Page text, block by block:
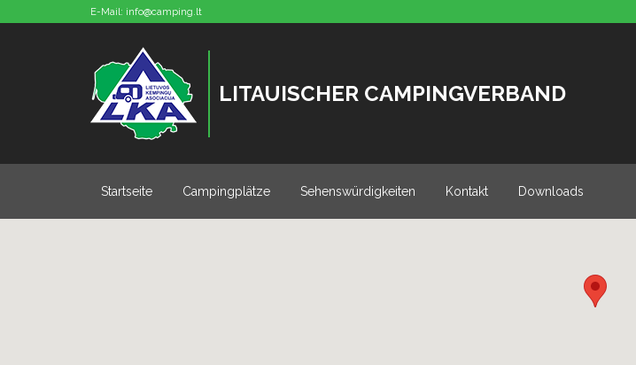
E-Mail: info@camping.lt
LITAUISCHER CAMPINGVERBAND
Startseite Campingplätze Sehenswürdigkeiten Kontakt Downloads